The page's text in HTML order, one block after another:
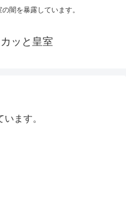
闇を暴露しています。
ッと皇室
ます。